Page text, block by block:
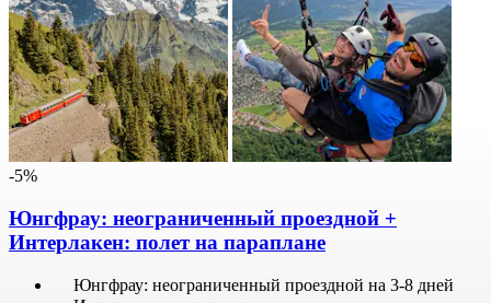
-5%
Юнгфрау: неограниченный проездной +
Интерлакен: полет на параплане
Юнгфрау: неограниченный проездной на 3-8 дней